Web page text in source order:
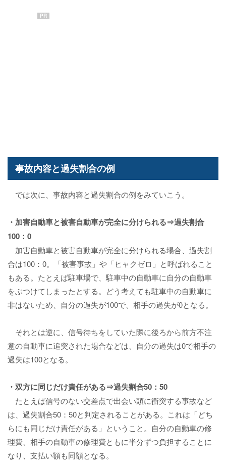
PR
事故内容と過失割合の例
では次に、事故内容と過失割合の例をみていこう。
・加害自動車と被害自動車が完全に分けられる⇒過失割合
100：0
加害自動車と被害自動車が完全に分けられる場合、過失割
合は100：0。「被害事故」や「ヒャクゼロ」と呼ばれること
もある。たとえば駐車場で、駐車中の自動車に自分の自動車
をぶつけてしまったとする。どう考えても駐車中の自動車に
非はないため、自分の過失が100で、相手の過失が0となる。
それとは逆に、信号待ちをしていた際に後ろから前方不注
意の自動車に追突された場合などは、自分の過失は0で相手の
過失は100となる。
・双方に同じだけ責任がある⇒過失割合50：50
たとえば信号のない交差点で出会い頭に衝突する事故など
は、過失割合50：50と判定されることがある。これは「どち
らにも同じだけ責任がある」ということ。自分の自動車の修
理費、相手の自動車の修理費ともに半分ずつ負担することに
なり、支払い額も同額となる。